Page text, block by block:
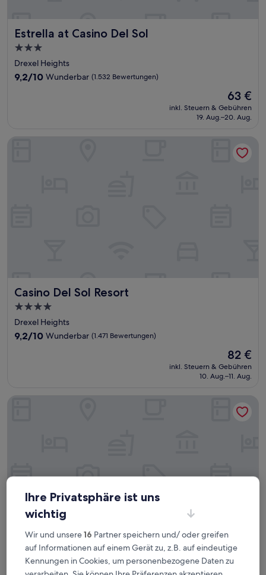
Estrella at Casino Del Sol
Estrella at Casino Del Sol
3.0-
Sterne-
Unterkunft
Drexel Heights
9.2
9,2/10 Wunderbar (1.532 Bewertungen)
Der
Preis
beträgt
63 €
inkl. Steuern & Gebühren
19. Aug.–20. Aug.
Casino Del Sol Resort
Casino Del Sol Resort
4.0-
Sterne-
Unterkunft
Drexel Heights
9.2
9,2/10 Wunderbar (1.471 Bewertungen)
Der
Preis
beträgt
82 €
inkl. Steuern & Gebühren
10. Aug.–11. Aug.
Casino Del Sol Resort
My Place Hotel-Tucson South AZ
My Place Hotel-Tucson South AZ
3.0-
Ihre Privatsphäre ist uns
wichtig
Wir und unsere16 Partner speichern und/ oder greifen
auf Informationen auf einem Gerät zu, z.B. auf eindeutige
Kennungen in Cookies, um personenbezogene Daten zu